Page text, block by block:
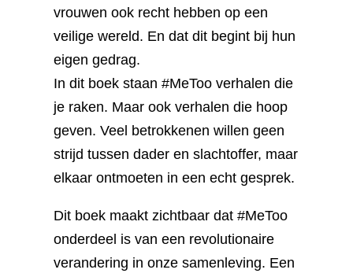
vrouwen ook recht hebben op een
veilige wereld. En dat dit begint bij hun
eigen gedrag.
In dit boek staan #MeToo verhalen die
je raken. Maar ook verhalen die hoop
geven. Veel betrokkenen willen geen
strijd tussen dader en slachtoffer, maar
elkaar ontmoeten in een echt gesprek.
Dit boek maakt zichtbaar dat #MeToo
onderdeel is van een revolutionaire
verandering in onze samenleving. Een